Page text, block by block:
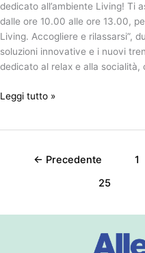
dedicato all’ambiente Living! Ti
dalle ore 10.00 alle ore 13.00,
Living. Accogliere e rilassarsi”,
soluzioni innovative e i nuovi
dedicato al relax e alla socialità,
Leggi tutto »
← Precedente 1
25